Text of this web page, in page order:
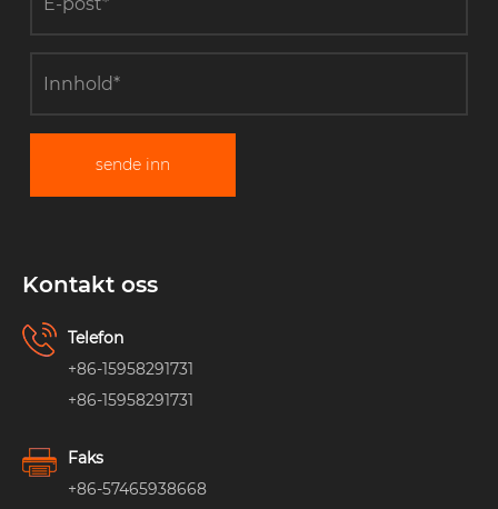
sende inn
Kontakt oss
Telefon
+86-15958291731
+86-15958291731
Faks
+86-57465938668